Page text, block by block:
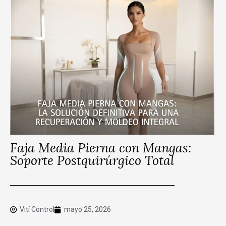
Faja Media Pierna con Mangas:
Soporte Postquirúrgico Total
Vití Control mayo 25, 2026